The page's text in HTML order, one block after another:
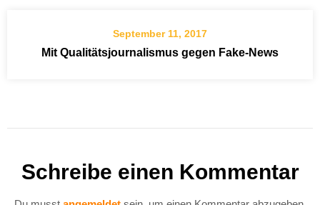
September 11, 2017
Mit Qualitätsjournalismus gegen Fake-News
Schreibe einen Kommentar